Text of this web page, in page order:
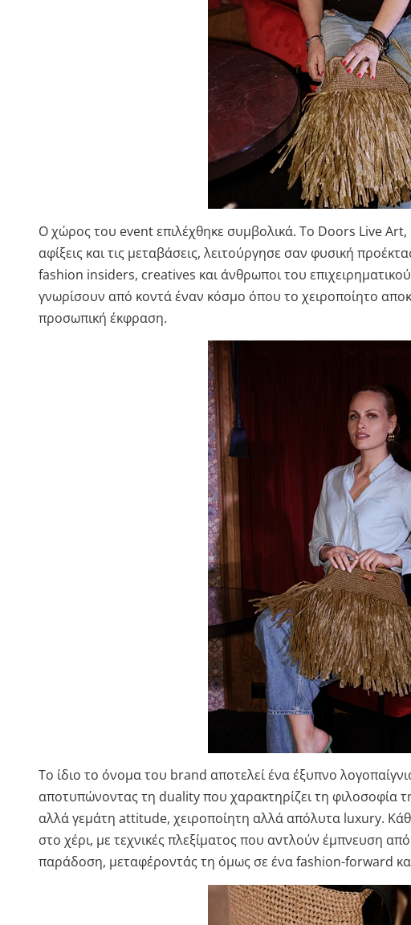
Ο χώρος του event επιλέχθηκε συμβολικά. Το Doors Live Art,
αφίξεις και τις μεταβάσεις, λειτούργησε σαν φυσική
fashion insiders, creatives και άνθρωποι του
γνωρίσουν από κοντά έναν κόσμο όπου το χειροποίητο
προσωπική έκφραση.
Το ίδιο το όνομα του brand αποτελεί ένα έξυπνο
αποτυπώνοντας τη duality που χαρακτηρίζει τη
αλλά γεμάτη attitude, χειροποίητη αλλά απόλυτα luxury.
στο χέρι, με τεχνικές πλεξίματος που αντλούν έμπνευση
παράδοση, μεταφέροντάς τη όμως σε ένα fashion-forward